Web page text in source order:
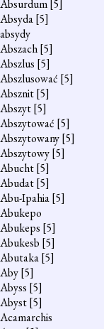
Absurdum[5]
Absyda[5]
absydy
Abszach[5]
Abszlus [5]
Abszlusować [5]
Absznit[5]
Abszyt[5]
Abszytować [5]
Abszytowany[5]
Abszytowy[5]
Abucht[5]
Abudat[5]
Abu-Ipahia[5]
Abukepo
Abukeps [5]
Abukesb [5]
Abutaka[5]
Aby[5]
Abyss [5]
Abyst[5]
Acamarchis